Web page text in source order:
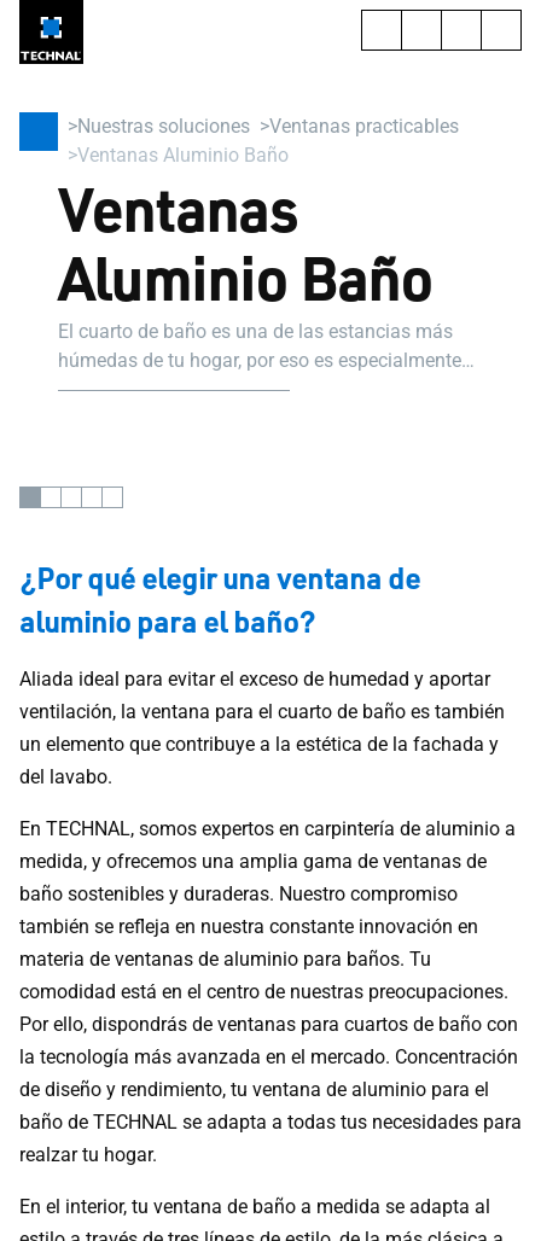
Nuestras soluciones
Ventanas practicables
Ventanas Aluminio Baño
Ventanas
Aluminio Baño
El cuarto de baño es una de las estancias más
húmedas de tu hogar, por eso es especialmente
importante ventilarlo con una ventana para el baño
¿Por qué elegir una ventana de
aluminio para el baño?
Aliada ideal para evitar el exceso de humedad y aportar
ventilación, la ventana para el cuarto de baño es también
un elemento que contribuye a la estética de la fachada y
del lavabo.
En TECHNAL, somos expertos en carpintería de aluminio a
medida, y ofrecemos una amplia gama de ventanas de
baño sostenibles y duraderas. Nuestro compromiso
también se refleja en nuestra constante innovación en
materia de ventanas de aluminio para baños. Tu
comodidad está en el centro de nuestras preocupaciones.
Por ello, dispondrás de ventanas para cuartos de baño con
la tecnología más avanzada en el mercado. Concentración
de diseño y rendimiento, tu ventana de aluminio para el
baño de TECHNAL se adapta a todas tus necesidades para
realzar tu hogar.
En el interior, tu ventana de baño a medida se adapta al